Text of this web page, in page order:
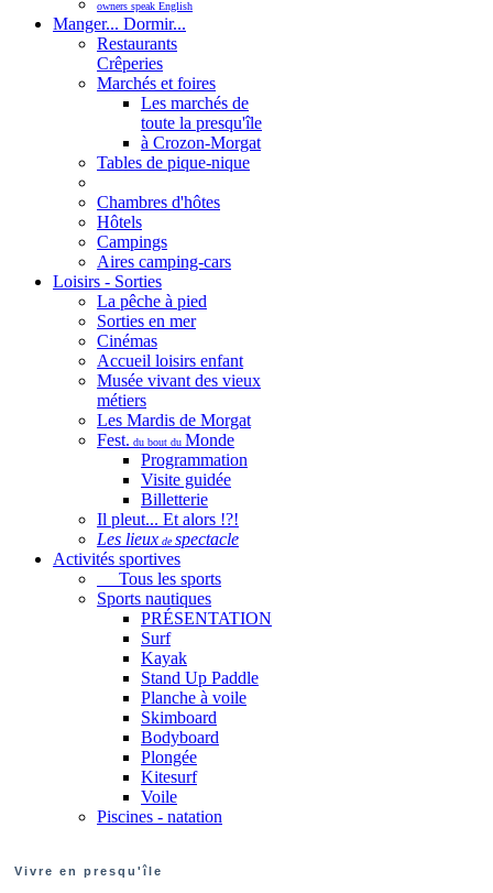
owners speak English
Manger... Dormir...
Restaurants
Crêperies
Marchés et foires
Les marchés de
toute la presqu'île
à Crozon-Morgat
Tables de pique-nique
Chambres d'hôtes
Hôtels
Campings
Aires camping-cars
Loisirs - Sorties
La pêche à pied
Sorties en mer
Cinémas
Accueil loisirs enfant
Musée vivant des vieux
métiers
Les Mardis de Morgat
Fest. du bout du Monde
Programmation
Visite guidée
Billetterie
Il pleut... Et alors !?!
Les lieux despectacle
Activités sportives
Tous les sports
Sports nautiques
PRÉSENTATION
Surf
Kayak
Stand Up Paddle
Planche à voile
Skimboard
Bodyboard
Plongée
Kitesurf
Voile
Piscines - natation
Vivre en presqu'île